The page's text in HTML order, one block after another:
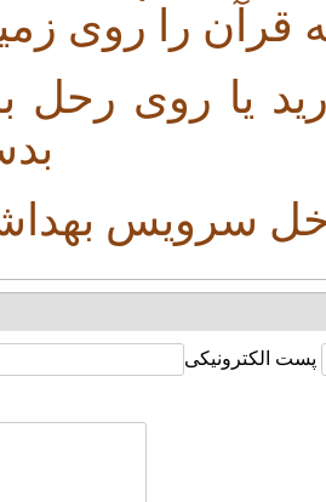
قرآن را روی
پست الکترونیکی